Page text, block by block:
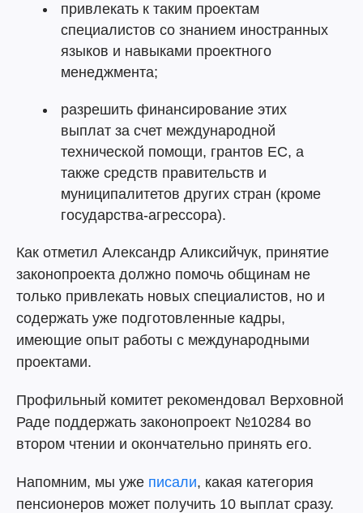
привлекать к таким проектам
специалистов со знанием иностранных
языков и навыками проектного
менеджмента;
разрешить финансирование этих
выплат за счет международной
технической помощи, грантов ЕС, а
также средств правительств и
муниципалитетов других стран (кроме
государства-агрессора).
Как отметил Александр Аликсийчук, принятие
законопроекта должно помочь общинам не
только привлекать новых специалистов, но и
содержать уже подготовленные кадры,
имеющие опыт работы с международными
проектами.
Профильный комитет рекомендовал Верховной
Раде поддержать законопроект №10284 во
втором чтении и окончательно принять его.
Напомним, мы уже писали, какая категория
пенсионеров может получить 10 выплат сразу.